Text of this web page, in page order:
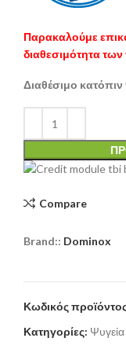
Παρακαλούμε
διαθεσιμότητα
Διαθέσιμο
Compare
Brand:: Dominox
Κωδικός
Κατηγορίες: